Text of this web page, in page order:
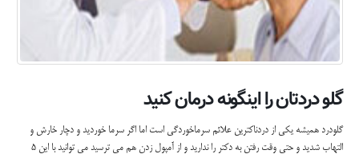
گلو دردتان را اینگونه درمان کنید
گلودرد همیشه یکی از دردناکترین علائم سرماخوردگی است اما اگر سرما خوردید و دچار خارش و
التهاب شدید و حتی وقت رفتن به دکتر را ندارید و از آمپول زدن هم می ترسید می توانید با اين 5